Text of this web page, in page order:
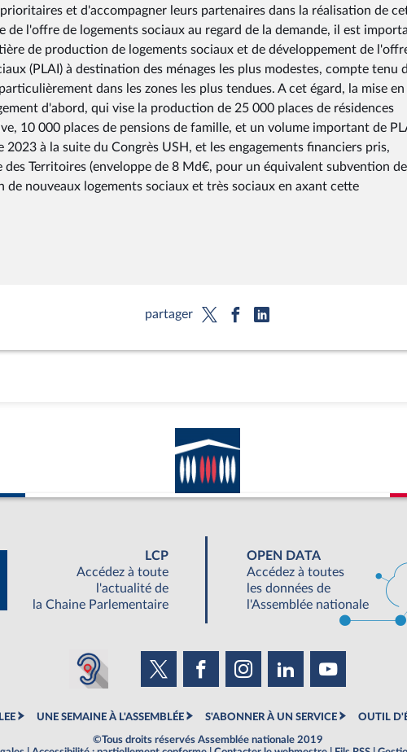
et d'accompagner leurs partenaires dans la réalisation de
l'offre de logements sociaux au regard de la demande, il est
de production de logements sociaux et de développement de
(PLAI) à destination des ménages les plus modestes, compte tenu
dans les zones les plus tendues. A cet égard, la mise en
d'abord, qui vise la production de 25 000 places de résidences
10 000 places de pensions de famille, et un volume important de
à la suite du Congrès USH, et les engagements financiers pris,
Territoires (enveloppe de 8 Md€, pour un équivalent subvention de
nouveaux logements sociaux et très sociaux en axant cette
partager
LCP
Accédez à toute
l'actualité de
la Chaine Parlementaire
OPEN DATA
Accédez à toutes
les données de
l'Assemblée nationale
UNE SEMAINE À L'ASSEMBLÉE S'ABONNER À UN SERVICE OUTIL
©Tous droits réservés Assemblée nationale 2019